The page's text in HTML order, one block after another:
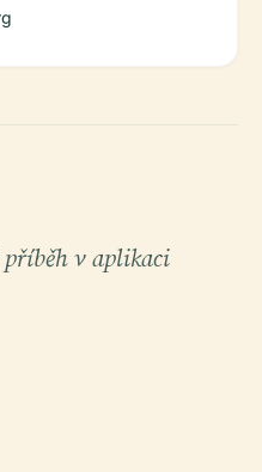
příběh v aplikaci